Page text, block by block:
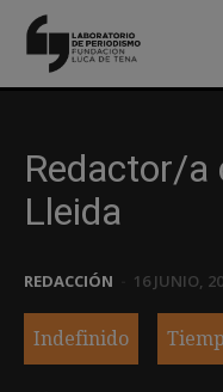
Redactor/a
Lleida
REDACCIÓN 16 JUNIO,
Indefinido